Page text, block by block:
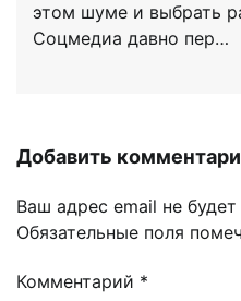
этом шуме и выбрать
Соцмедиа давно пер…
Добавить
Ваш адрес email не будет
Обязательные поля
Комментарий *